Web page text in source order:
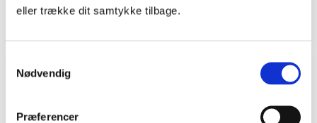
eller trække dit samtykke tilbage.
Nødvendig
Præferencer
Natur/Teknologi